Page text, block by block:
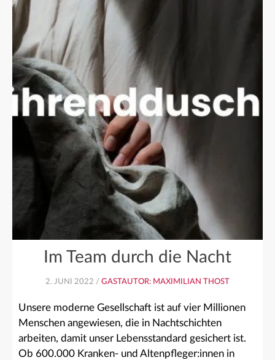
Im Team durch die Nacht
2. JUNI 2022 / GASTAUTOR: MAXIMILIAN THOST
Unsere moderne Gesellschaft ist auf vier Millionen
Menschen angewiesen, die in Nachtschichten
arbeiten, damit unser Lebensstandard gesichert ist.
Ob 600.000 Kranken- und Altenpfleger:innen in